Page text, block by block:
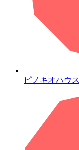
ピノキオハウス